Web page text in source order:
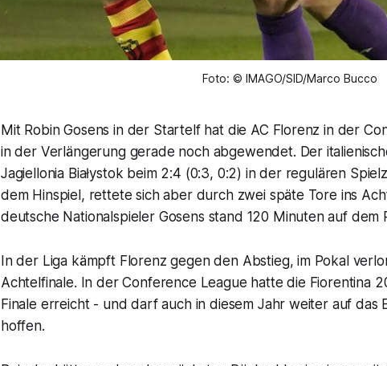
Foto: © IMAGO/SID/Marco Bucco
Mit Robin Gosens in der Startelf hat die AC Florenz in der
in der Verlängerung gerade noch abgewendet. Der
Jagiellonia Białystok beim 2:4 (0:3, 0:2) in der regulären
dem Hinspiel, rettete sich aber durch zwei späte Tore ins
deutsche Nationalspieler Gosens stand 120 Minuten auf dem
In der Liga kämpft Florenz gegen den Abstieg, im Pokal
Achtelfinale. In der Conference League hatte die Fiorentina
Finale erreicht - und darf auch in diesem Jahr weiter auf das
hoffen.